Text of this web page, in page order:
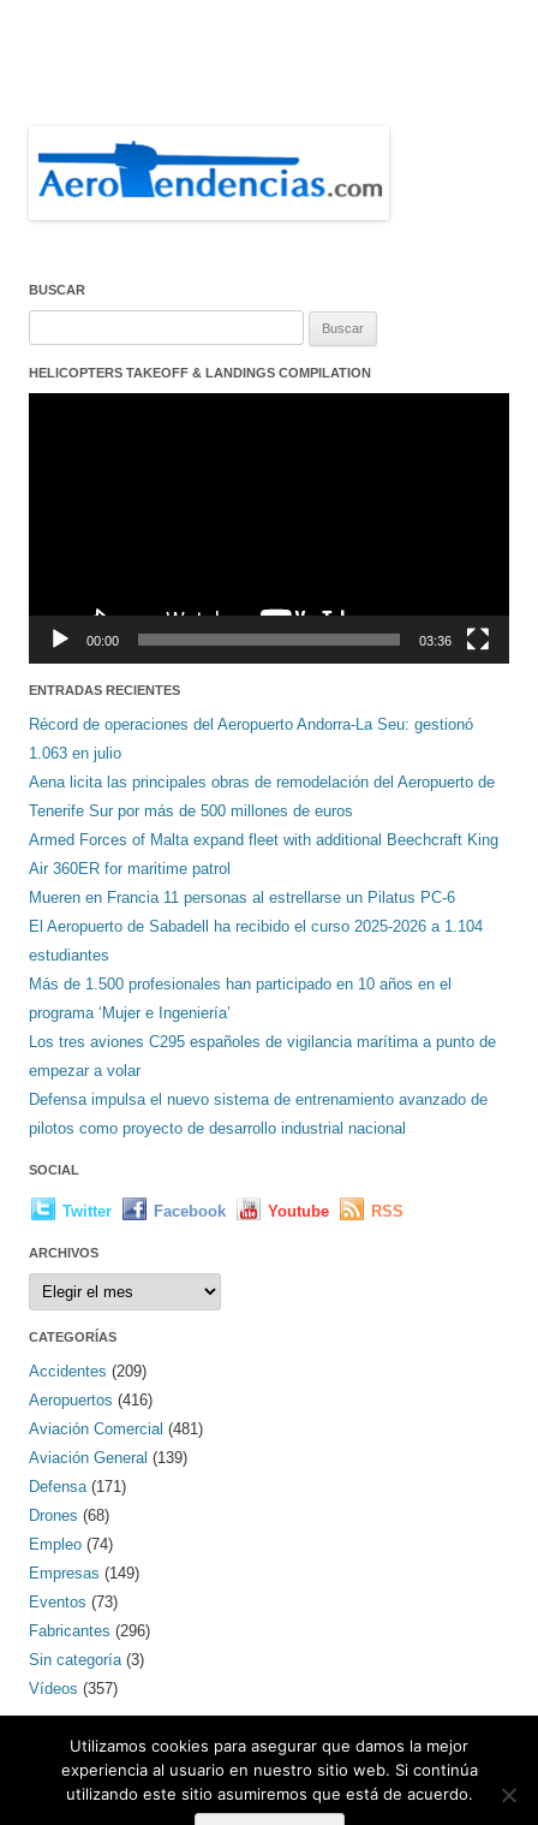
BUSCAR
HELICOPTERS TAKEOFF & LANDINGS COMPILATION
00:00 03:36
ENTRADAS RECIENTES
Récord de operaciones del Aeropuerto Andorra-La Seu: gestionó
1.063 en julio
Aena licita las principales obras de remodelación del Aeropuerto de
Tenerife Sur por más de 500 millones de euros
Armed Forces of Malta expand fleet with additional Beechcraft King
Air 360ER for maritime patrol
Mueren en Francia 11 personas al estrellarse un Pilatus PC-6
El Aeropuerto de Sabadell ha recibido el curso 2025-2026 a 1.104
estudiantes
Más de 1.500 profesionales han participado en 10 años en el
programa ‘Mujer e Ingeniería’
Los tres aviones C295 españoles de vigilancia marítima a punto de
empezar a volar
Defensa impulsa el nuevo sistema de entrenamiento avanzado de
pilotos como proyecto de desarrollo industrial nacional
SOCIAL
Twitter Facebook Youtube RSS
ARCHIVOS
Archivos
CATEGORÍAS
Accidentes (209)
Aeropuertos (416)
Aviación Comercial (481)
Aviación General (139)
Defensa(171)
Drones (68)
Empleo (74)
Empresas (149)
Eventos (73)
Fabricantes (296)
Sin categoría(3)
Vídeos (357)
Utilizamos cookies para asegurar que damos la mejor
experiencia al usuario en nuestro sitio web. Si continúa
utilizando este sitio asumiremos que está de acuerdo.